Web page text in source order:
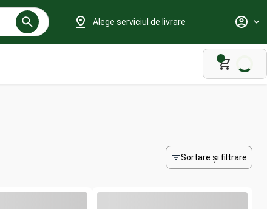
Alege serviciul de livrare
Sortare și filtrare